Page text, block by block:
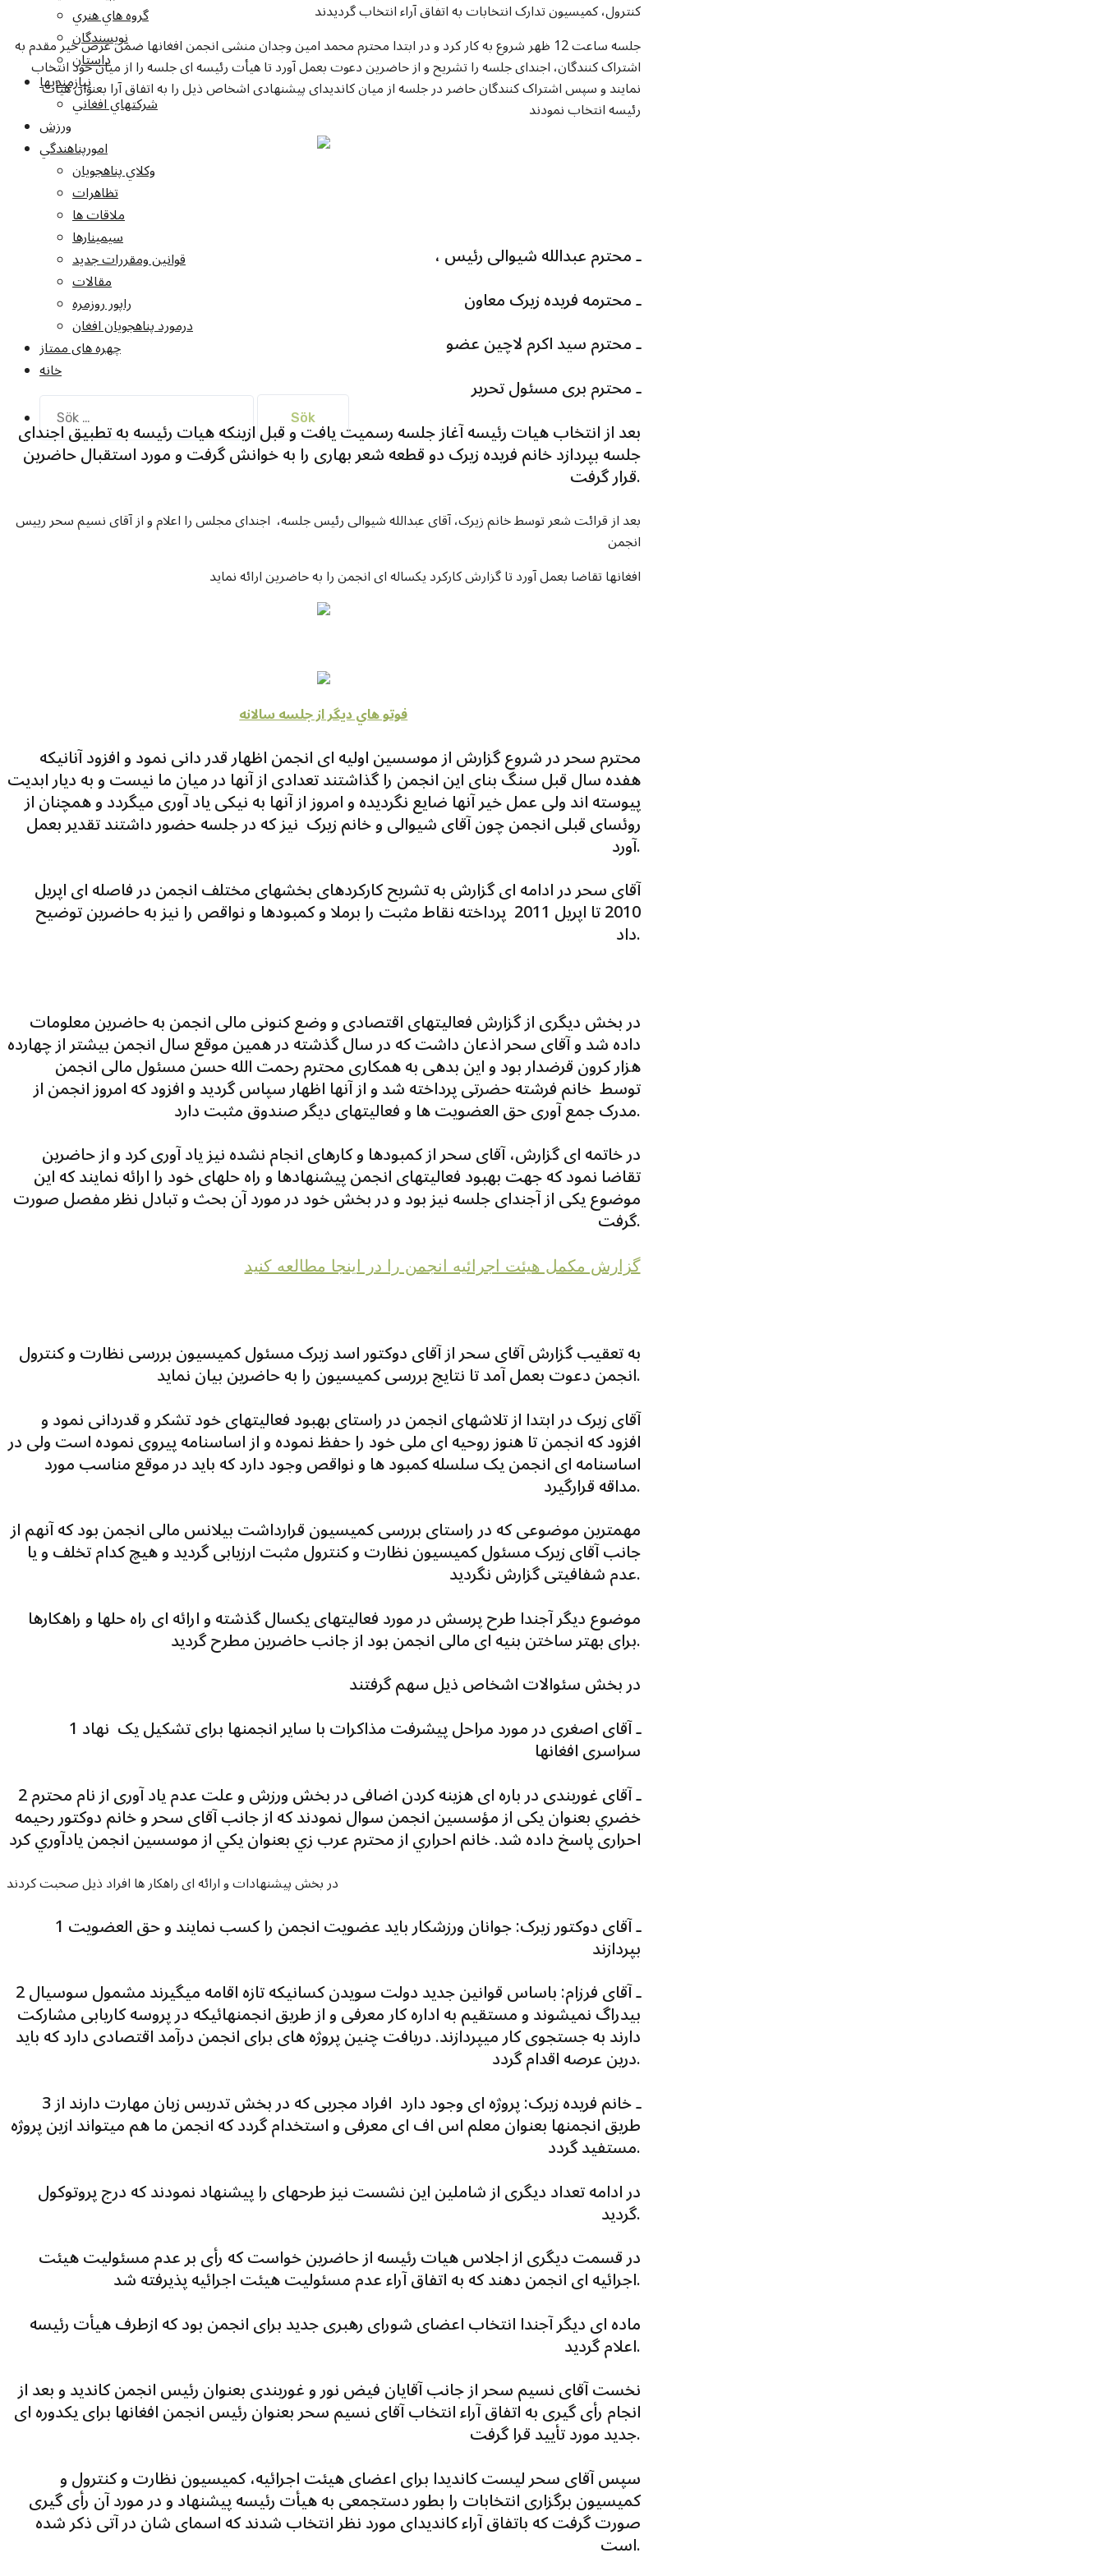
گروه هاي هنري
نويسندگان
داستان
نيازمنديها
شرکتهاي افغاني
ورزش
امورپناهندگي
وکلاي پناهجويان
تظاهرات
ملاقات ها
سيمينارها
قوانين ومقررات جديد
مقالات
راپور روزمره
درمورد پناهجويان افغان
چهره های ممتاز
خانه
efter:
کنترول، کمیسیون تدارک انتخابات به اتفاق آراء انتخاب گرديدند
جلسه ساعت 12 ظهر شروع به کار کرد و در ابتدا محترم محمد امین وجدان منشی انجمن افغانها ضمن عرض خیر مقدم به
اشتراک کنندگان، اجندای جلسه را تشریح و از حاضرین دعوت بعمل آورد تا هیأت رئیسه ای جلسه را از میان خود انتخاب
نمایند و سپس اشتراک کنندگان حاضر در جلسه از میان کاندیدای پیشنهادی اشخاص ذیل را به اتفاق آرا بعنوان هیأت
رئیسه انتخاب نمودند
، ـ محترم عبدالله شیوالی رئیس
ـ محترمه فریده زیرک معاون
ـ محترم سید اکرم لاچين عضو
ـ محترم بری مسئول تحریر
بعد از انتخاب هیات رئیسه آغاز جلسه رسمیت یافت و قبل ازینکه هیات رئیسه به تطبیق اجندای
جلسه بپردازد خانم فریده زیرک دو قطعه شعر بهاری را به خوانش گرفت و مورد استقبال حاضرین
قرار گرفت.
بعد از قرائت شعر توسط خانم زیرک، آقای عبدالله شیوالی رئیس جلسه، اجندای مجلس را اعلام و از آقای نسیم سحر رییس
انجمن
افغانها تقاضا بعمل آورد تا گزارش کارکرد یکساله ای انجمن را به حاضرین ارائه نماید
فوتو هاي ديگر از جلسه سالانه
محترم سحر در شروع گزارش از موسسین اولیه ای انجمن اظهار قدر دانی نمود و افزود آنانیکه
هفده سال قبل سنگ بنای این انجمن را گذاشتند تعدادی از آنها در میان ما نیست و به دیار ابدیت
پیوسته اند ولی عمل خیر آنها ضایع نگردیده و امروز از آنها به نیکی یاد آوری میگردد و همچنان از
روئسای قبلی انجمن چون آقای شیوالی و خانم زیرک نیز که در جلسه حضور داشتند تقدیر بعمل
آورد.
آقای سحر در ادامه ای گزارش به تشریح کارکردهای بخشهای مختلف انجمن در فاصله ای اپریل
2010 تا اپریل 2011 پرداخته نقاط مثبت را برملا و کمبودها و نواقص را نیز به حاضرین توضیح
داد.
در بخش دیگری از گزارش فعالیتهای اقتصادی و وضع کنونی مالی انجمن به حاضرین معلومات
داده شد و آقای سحر اذعان داشت که در سال گذشته در همین موقع سال انجمن بیشتر از چهارده
هزار کرون قرضدار بود و این بدهی به همکاری محترم رحمت الله حسن مسئول مالی انجمن
توسط خانم فرشته حضرتی پرداخته شد و از آنها اظهار سپاس گردید و افزود که امروز انجمن از
مدرک جمع آوری حق العضویت ها و فعالیتهای دیگر صندوق مثبت دارد.
در خاتمه ای گزارش، آقای سحر از کمبودها و کارهای انجام نشده نیز یاد آوری کرد و از حاضرین
تقاضا نمود که جهت بهبود فعالیتهای انجمن پیشنهادها و راه حلهای خود را ارائه نمایند که این
موضوع یکی از آجندای جلسه نیز بود و در بخش خود در مورد آن بحث و تبادل نظر مفصل صورت
گرفت.
گزارش مکمل هيئت اجرائيه انجمن را در اينجا مطالعه کنيد
به تعقیب گزارش آقای سحر از آقای دوکتور اسد زیرک مسئول کمیسیون بررسی نظارت و کنترول
انجمن دعوت بعمل آمد تا نتایج بررسی کمیسیون را به حاضرین بیان نماید.
آقای زیرک در ابتدا از تلاشهای انجمن در راستای بهبود فعالیتهای خود تشکر و قدردانی نمود و
افزود که انجمن تا هنوز روحیه ای ملی خود را حفظ نموده و از اساسنامه پیروی نموده است ولی در
اساسنامه ای انجمن یک سلسله کمبود ها و نواقص وجود دارد که باید در موقع مناسب مورد
مداقه قرارگیرد.
مهمترین موضوعی که در راستای بررسی کمیسیون قرارداشت بیلانس مالی انجمن بود که آنهم از
جانب آقای زیرک مسئول کمیسیون نظارت و کنترول مثبت ارزیابی گردید و هیچ کدام تخلف و یا
عدم شفافیتی گزارش نگردید.
موضوع دیگر آجندا طرح پرسش در مورد فعالیتهای یکسال گذشته و ارائه ای راه حلها و راهکارها
برای بهتر ساختن بنیه ای مالی انجمن بود از جانب حاضرین مطرح گردید.
در بخش سئوالات اشخاص ذیل سهم گرفتند
1 ـ آقای اصغری در مورد مراحل پیشرفت مذاکرات با سایر انجمنها برای تشکیل یک نهاد
سراسری افغانها
2 ـ آقای غوربندی در باره ای هزینه کردن اضافی در بخش ورزش و علت عدم یاد آوری از نام محترم
خضري بعنوان یکی از مؤسسین انجمن سوال نمودند که از جانب آقای سحر و خانم دوکتور رحیمه
احراری پاسخ داده شد. خانم احراري از محترم عرب زي بعنوان يکي از موسسين انجمن يادآوري کرد
در بخش پیشنهادات و ارائه ای راهکار ها افراد ذیل صحبت کردند
1 ـ آقای دوکتور زیرک: جوانان ورزشکار باید عضویت انجمن را کسب نمایند و حق العضویت
بپردازند
2 ـ آقای فرزام: باساس قوانین جدید دولت سویدن کسانیکه تازه اقامه میگیرند مشمول سوسیال
بیدراگ نمیشوند و مستقیم به اداره کار معرفی و از طریق انجمنهائیکه در پروسه کاریابی مشارکت
دارند به جستجوی کار میپردازند. دریافت چنین پروژه های برای انجمن درآمد اقتصادی دارد که باید
درین عرصه اقدام گردد.
3 ـ خانم فریده زیرک: پروژه ای وجود دارد افراد مجربی که در بخش تدریس زبان مهارت دارند از
طریق انجمنها بعنوان معلم اس اف ای معرفی و استخدام گردد که انجمن ما هم میتواند ازین پروژه
مستفید گردد.
در ادامه تعداد دیگری از شاملین این نشست نیز طرحهای را پیشنهاد نمودند که درج پروتوکول
گردید.
در قسمت دیگری از اجلاس هیات رئیسه از حاضرین خواست که رأی بر عدم مسئولیت هيئت
اجرائیه ای انجمن دهند که به اتفاق آراء عدم مسئولیت هيئت اجرائیه پذیرفته شد.
ماده ای دیگر آجندا انتخاب اعضای شورای رهبری جدید برای انجمن بود که ازطرف هیأت رئیسه
اعلام گردید.
نخست آقای نسیم سحر از جانب آقایان فیض نور و غوربندی بعنوان رئیس انجمن کاندید و بعد از
انجام رأی گیری به اتفاق آراء انتخاب آقای نسیم سحر بعنوان رئیس انجمن افغانها برای یکدوره ای
جدید مورد تأیید قرا گرفت.
سپس آقای سحر لیست کاندیدا برای اعضای هيئت اجرائیه، کمیسیون نظارت و کنترول و
کمیسیون برگزاری انتخابات را بطور دستجمعی به هیأت رئیسه پیشنهاد و در مورد آن رأی گیری
صورت گرفت که باتفاق آراء کاندیدای مورد نظر انتخاب شدند که اسمای شان در آتی ذکر شده
است.